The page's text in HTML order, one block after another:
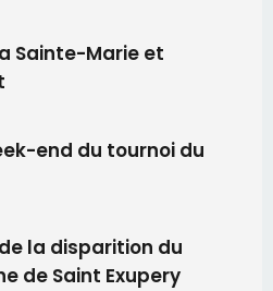
Sainte-Marie et
end du tournoi du
la disparition du
de Saint Exupery